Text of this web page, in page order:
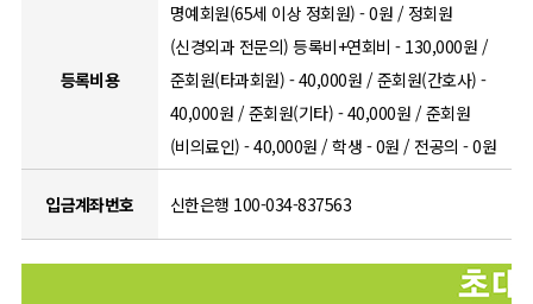
등록비용
명예회원(65세 이상 정회원) - 0원 / 정회원
(신경외과 전문의) 등록비+연회비 - 130,000원 /
준회원(타과회원) - 40,000원 / 준회원(간호사) -
40,000원 / 준회원(기타) - 40,000원 / 준회원
(비의료인) - 40,000원 / 학생 - 0원 / 전공의 - 0원
입금계좌번호 신한은행 100-034-837563